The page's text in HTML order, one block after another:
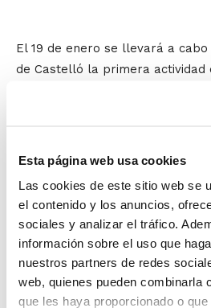
Esta página web usa cookies
Las cookies de este sitio web se
el contenido y los anuncios,
sociales y analizar el tráfico.
información sobre el uso que
nuestros partners de redes
web, quienes pueden combinarla
que les haya proporcionado o
El 19 de enero se llevará a
de Castelló la primera actividad
Formación Continua para
abordará diversos contenidos
baloncesto, mostrando su
todos los entrenadores
Antonio Ten trabajará con vistas
semana del AB Castelló,
pinceladas de cómo hemos de
qué pautas debemos seguir,